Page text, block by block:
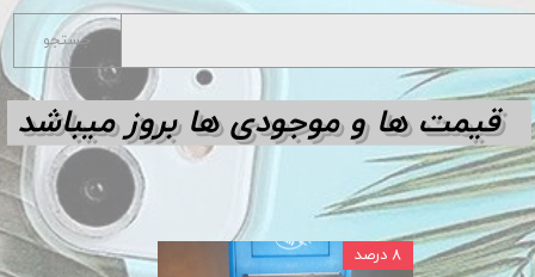
۸ درصد
جستجو
قیمت ها و موجودی ها بروز میباشد